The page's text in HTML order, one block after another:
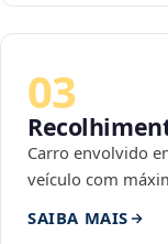
03
Carro envolvido
veículo com
SAIBA MAIS